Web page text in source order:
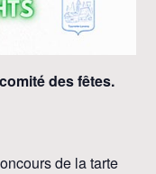
des fêtes.
de la tarte